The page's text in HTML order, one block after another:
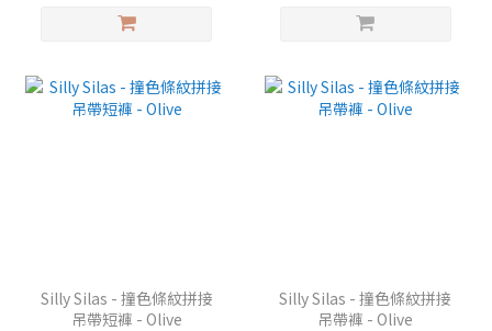
Silly Silas - 撞色條紋拼接
吊帶短褲 - Olive
Silly Silas - 撞色條紋拼接
吊帶褲 - Olive